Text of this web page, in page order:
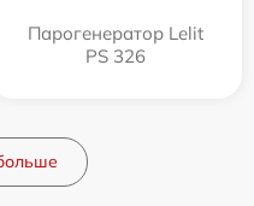
Парогенератор Lelit
PS 326